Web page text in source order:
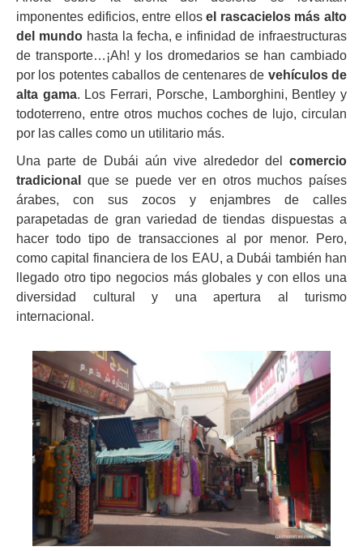
imponentes edificios, entre ellosel rascacielos más alto
del mundohasta la fecha, e infinidad de infraestructuras
de transporte…¡Ah! y los dromedarios se han cambiado
por los potentes caballos de centenares de vehículos de
alta gama. Los Ferrari, Porsche, Lamborghini, Bentley y
todoterreno, entre otros muchos coches de lujo, circulan
por las calles como un utilitario más.
Una parte de Dubái aún vive alrededor del comercio
tradicional
que se puede ver en otros muchos países
árabes, con sus zocos y enjambres de calles
parapetadas de gran variedad de tiendas dispuestas a
hacer todo tipo de transacciones al por menor. Pero,
como capital financiera de los EAU, a Dubái también han
llegado otro tipo negocios más globales y con ellos una
diversidad cultural y una apertura al turismo
internacional.